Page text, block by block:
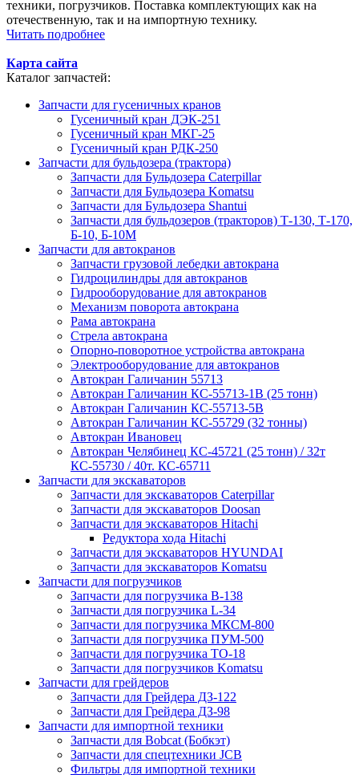
техники, погрузчиков. Поставка комплектующих как на
отечественную, так и на импортную технику.
Читать подробнее
Карта сайта
Каталог запчастей:
Запчасти для гусеничных кранов
Гусеничный кран ДЭК-251
Гусеничный кран МКГ-25
Гусеничный кран РДК-250
Запчасти для бульдозера (трактора)
Запчасти для Бульдозера Caterpillar
Запчасти для Бульдозера Komatsu
Запчасти для Бульдозера Shantui
Запчасти для бульдозеров (тракторов) Т-130, Т-170,
Б-10, Б-10М
Запчасти для автокранов
Запчасти грузовой лебедки автокрана
Гидроцилиндры для автокранов
Гидрооборудование для автокранов
Механизм поворота автокрана
Рама автокрана
Стрела автокрана
Опорно-поворотное устройства автокрана
Электрооборудование для автокранов
Автокран Галичанин 55713
Автокран Галичанин КС-55713-1В (25 тонн)
Автокран Галичанин КС-55713-5В
Автокран Галичанин КС-55729 (32 тонны)
Автокран Ивановец
Автокран Челябинец КС-45721 (25 тонн) / 32т
КС-55730 / 40т. КС-65711
Запчасти для экскаваторов
Запчасти для экскаваторов Caterpillar
Запчасти для экскаваторов Doosan
Запчасти для экскаваторов Hitachi
Редуктора хода Hitachi
Запчасти для экскаваторов HYUNDAI
Запчасти для экскаваторов Komatsu
Запчасти для погрузчиков
Запчасти для погрузчика B-138
Запчасти для погрузчика L-34
Запчасти для погрузчика МКСМ-800
Запчасти для погрузчика ПУМ-500
Запчасти для погрузчика ТО-18
Запчасти для погрузчиков Komatsu
Запчасти для грейдеров
Запчасти для Грейдера ДЗ-122
Запчасти для Грейдера ДЗ-98
Запчасти для импортной техники
Запчасти для Bobcat (Бобкэт)
Запчасти для спецтехники JCB
Фильтры для импортной техники